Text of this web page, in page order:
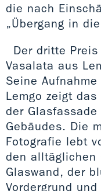
die nach
„Übergang in
Der dritte
Vasalata aus
Seine
Lemgo zeigt
der
Gebäudes. Die
Fotografie lebt
den alltäglichen
Glaswand, der
Vordergrund